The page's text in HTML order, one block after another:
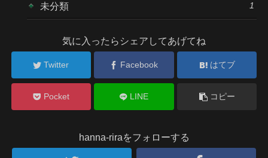
未分類 1
気に入ったらシェアしてあげてね
Twitter Facebook はてブ
Pocket LINE コピー
hanna-riraをフォローする